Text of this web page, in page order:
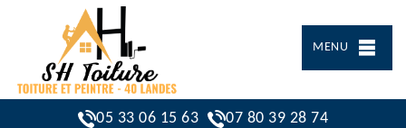
MENU
05 33 06 15 63 07 80 39 28 74